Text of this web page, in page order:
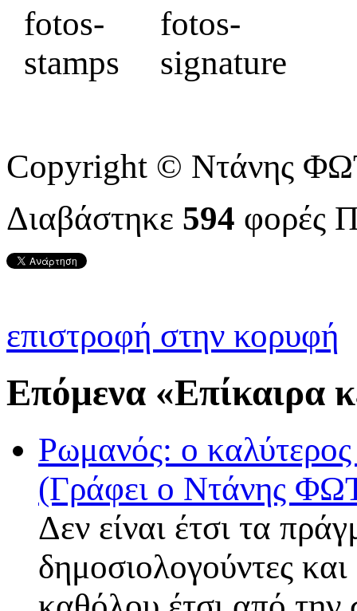
Copyright © Ντάνης
Διαβάστηκε 594 φορές
επιστροφή στην κορυφή
Επόμενα «Eπίκαιρα
Ρωμανός: ο
(Γράφει ο Ντάνης
Δεν είναι έτσι τα
δημοσιολογούντες